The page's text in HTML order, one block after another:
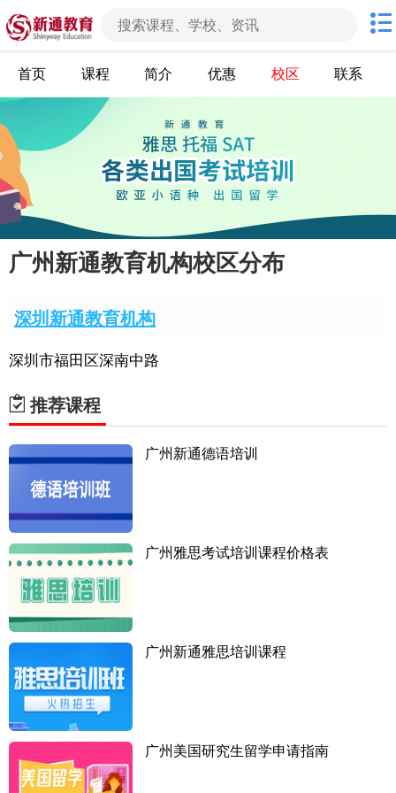
首页 课程 简介 优惠 校区 联系
广州新通教育机构校区分布
深圳新通教育机构
深圳市福田区深南中路
推荐课程
广州新通德语培训
广州雅思考试培训课程价格表
广州新通雅思培训课程
广州美国研究生留学申请指南